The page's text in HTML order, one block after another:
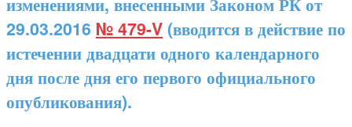
29.03.2016 № 479-V (вводится в действие по
истечении двадцати одного календарного
дня после дня его первого официального
опубликования).